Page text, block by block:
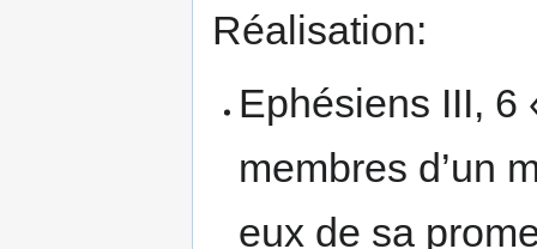
Réalisation:
Ephésiens III, 6
membres d’un
eux de sa